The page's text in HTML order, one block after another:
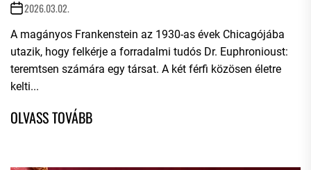
2026.03.02.
A magányos Frankenstein az 1930-as évek Chicagójába
utazik, hogy felkérje a forradalmi tudós Dr. Euphronioust:
teremtsen számára egy társat. A két férfi közösen életre
kelti...